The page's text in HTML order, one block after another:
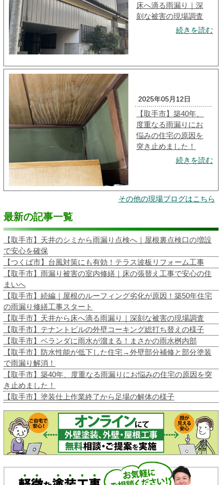
床へ滴る雨漏り｜深
刻な被害の現場調査
続きを読む
2025年05月12日
【取手市】築40年、
度重なる雨漏りにお
悩みの住宅の原因を
突き止めました！
続きを読む
その他の現場ブログはこちら
最新の記事一覧
【取手市】天井のシミから雨漏り点検へ｜屋根裏点検口の増設
で安心を確保
【つくば市】台風対策にも有効！テラス波板リフォーム工事
【取手市】雨漏り被害の室内修繕｜床の張替え工事で安心の住
まいへ
【取手市】続編｜屋根のルーフィング劣化が原因！築50年住宅
の雨漏り修繕工事スタート
【取手市】天井から床へ滴る雨漏り｜深刻な被害の現場調査
【取手市】テナントビルの外壁コーキング総打ち替えの様子
【取手市】ベランダに雨水が溜まる！まさかの雨水桝内部
【取手市】防水性能が低下した住宅→外壁部分補修と部分塗装
で雨漏り解消！
【取手市】築40年、度重なる雨漏りにお悩みの住宅の原因を突
き止めました！
【取手市】塗装仕上作業終了から足場の解体の様子